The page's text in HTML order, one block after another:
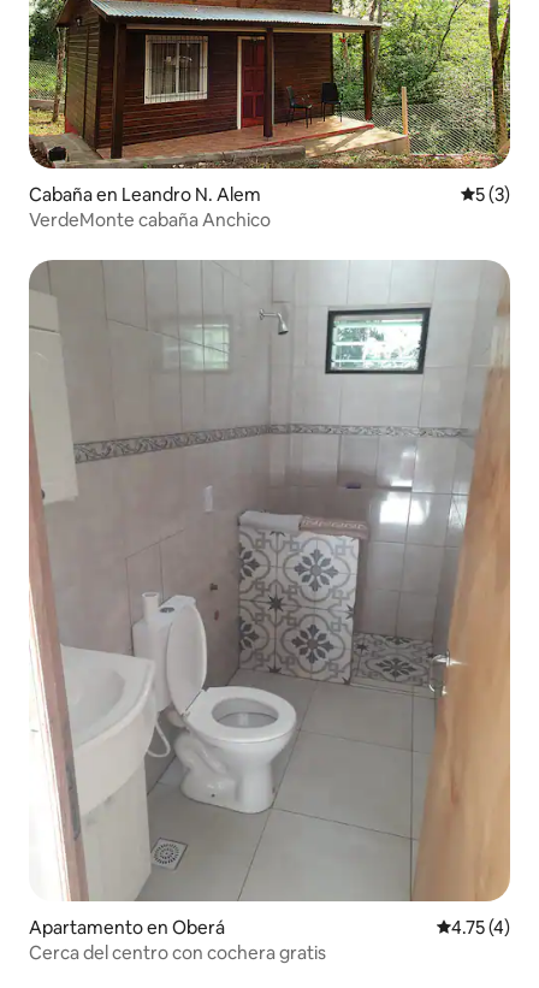
Cabaña en Leandro N. Alem
5 (3)
VerdeMonte cabaña Anchico
Apartamento en Oberá Calificación
4.75 (4)
Cerca del centro con cochera gratis